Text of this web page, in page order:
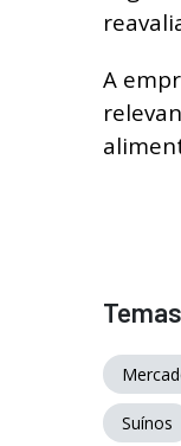
A
Suínos